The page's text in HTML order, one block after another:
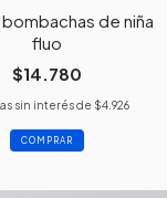
bombachas de niña
fluo
$14.780
sin interés de $4.926
COMPRAR